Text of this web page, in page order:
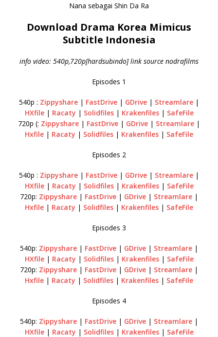
Nana sebagai Shin Da Ra
Download Drama Korea Mimicus
Subtitle Indonesia
info video: 540p,720p[hardsubindo] link source nodrafilms
Episodes 1
540p : Zippyshare | FastDrive | GDrive | Streamlare |
HXfile| Racaty | Solidfiles| Krakenfiles| SafeFile
720p (: Zippyshare | FastDrive | GDrive | Streamlare |
Hxfile | Racaty | Solidfiles | Krakenfiles | SafeFile
Episodes 2
540p : Zippyshare | FastDrive | GDrive | Streamlare |
HXfile| Racaty | Solidfiles| Krakenfiles| SafeFile
720p: Zippyshare | FastDrive | GDrive | Streamlare |
Hxfile | Racaty | Solidfiles | Krakenfiles | SafeFile
Episodes 3
540p: Zippyshare | FastDrive | GDrive | Streamlare |
HXfile| Racaty | Solidfiles| Krakenfiles| SafeFile
720p: Zippyshare | FastDrive | GDrive | Streamlare |
Hxfile | Racaty | Solidfiles | Krakenfiles | SafeFile
Episodes 4
540p: Zippyshare | FastDrive | GDrive | Streamlare |
HXfile| Racaty | Solidfiles| Krakenfiles| SafeFile